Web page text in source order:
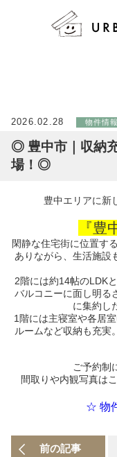
2026.02.28 物件情報
◎ 豊中市｜収納
場！◎
豊中エリアに新
『豊
閑静な住宅街に位置す
ありながら、生活施設
2階には約14帖のLDK
バルコニーに面し明る
に集約し
1階には主寝室や各居
ルームなど収納も充実
ご予約制
間取りや内観写真は
☆ 物
前の記事